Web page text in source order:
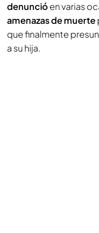
denunció en varias
amenazas de muerte
que finalmente
a su hija.